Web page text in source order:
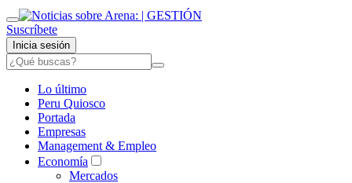
Suscríbete
Inicia sesión
Lo último
Peru Quiosco
Portada
Empresas
Management & Empleo
Economía
Mercados